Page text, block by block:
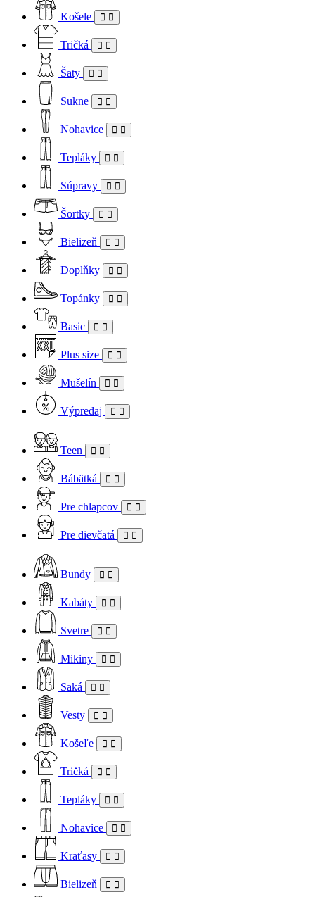
Košele
Tričká
Šaty
Sukne
Nohavice
Tepláky
Súpravy
Šortky
Bielizeň
Doplňky
Topánky
Basic
Plus size
Mušelín
Výpredaj
Teen
Bábätká
Pre chlapcov
Pre dievčatá
Bundy
Kabáty
Svetre
Mikiny
Saká
Vesty
Košeľe
Tričká
Tepláky
Nohavice
Kraťasy
Bielizeň